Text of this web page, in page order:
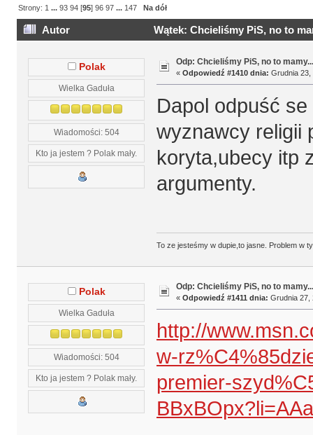
Strony: 1 ...93 94 [95]96 97 ... 147 Na dół
Autor Wątek: Chcieliśmy PiS, no to
Polak
Wielka Gaduła
Wiadomości: 504
Kto ja jestem ? Polak mały.
Odp: Chcieliśmy PiS, no to
« Odpowiedź #1410 dnia: Grudnia 23,
Dapol odpuść
wyznawcy religii
koryta,ubecy itp
argumenty.
To ze jesteśmy w dupie,to jasne. Problem w
Polak
Wielka Gaduła
Wiadomości: 504
Kto ja jestem ? Polak mały.
Odp: Chcieliśmy PiS, no to
« Odpowiedź #1411 dnia: Grudnia 27,
http://
w-
premier-